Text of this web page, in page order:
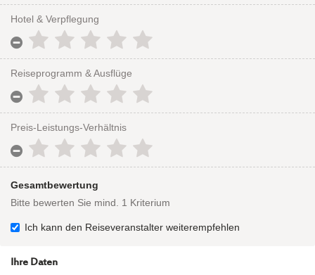
Hotel & Verpflegung
Reiseprogramm & Ausflüge
Preis-Leistungs-Verhältnis
Gesamtbewertung
Bitte bewerten Sie mind. 1 Kriterium
Ich kann den Reiseveranstalter weiterempfehlen
Ihre Daten